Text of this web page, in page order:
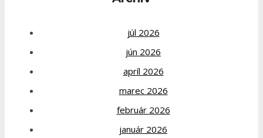
júl 2026
jún 2026
apríl 2026
marec 2026
február 2026
január 2026